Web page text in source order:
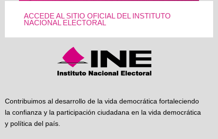
ACCEDE AL SITIO OFICIAL DEL INSTITUTO
NACIONAL ELECTORAL
Contribuimos al desarrollo de la vida democrática fortaleciendo
la confianza y la participación ciudadana en la vida democrática
y política del país.